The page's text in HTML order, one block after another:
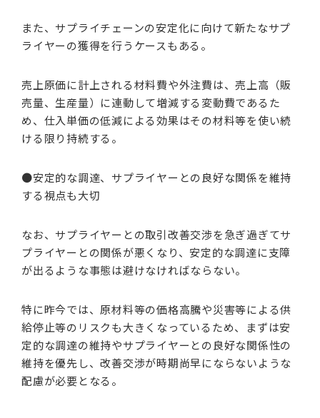
また、サプライチェーンの安定化に向けて新たなサプ
ライヤーの獲得を行うケースもある。
売上原価に計上される材料費や外注費は、売上高（販
売量、生産量）に連動して増減する変動費であるた
め、仕入単価の低減による効果はその材料等を使い続
ける限り持続する。
●安定的な調達、サプライヤーとの良好な関係を維持
する視点も大切
なお、サプライヤーとの取引改善交渉を急ぎ過ぎてサ
プライヤーとの関係が悪くなり、安定的な調達に支障
が出るような事態は避けなければならない。
特に昨今では、原材料等の価格高騰や災害等による供
給停止等のリスクも大きくなっているため、まずは安
定的な調達の維持やサプライヤーとの良好な関係性の
維持を優先し、改善交渉が時期尚早にならないような
配慮が必要となる。